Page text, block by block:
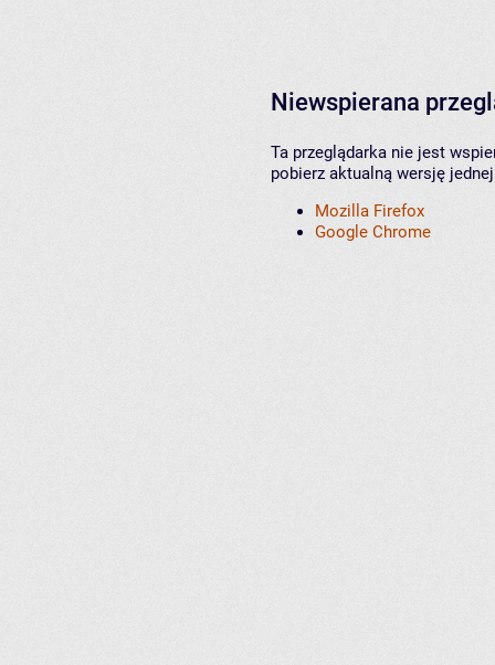
Niewspierana
Ta przeglądarka nie jest
pobierz aktualną wersję
Mozilla Firefox
Google Chrome